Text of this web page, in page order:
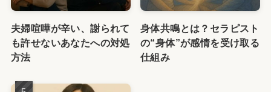
夫婦喧嘩が辛い、謝られて
も許せないあなたへの対処
方法
身体共鳴とは？セラピスト
の“身体”が感情を受け取る
仕組み